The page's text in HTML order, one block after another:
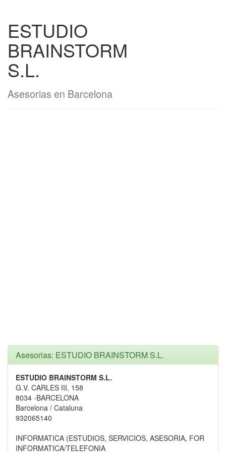
ESTUDIO
BRAINSTORM
S.L.
Asesorias en Barcelona
Asesorias: ESTUDIO BRAINSTORM S.L.
ESTUDIO BRAINSTORM S.L.
G.V. CARLES III, 158
8034 -BARCELONA
Barcelona / Cataluna
932065140
INFORMATICA (ESTUDIOS, SERVICIOS, ASESORIA, FOR
INFORMATICA/TELEFONIA